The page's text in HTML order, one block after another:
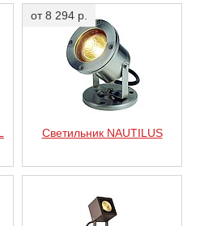
от 8 294 р.
Светильник NAUTILUS